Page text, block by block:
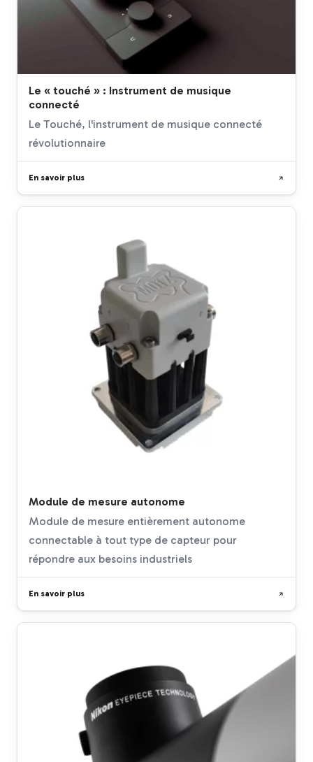
Le « touché » : Instrument de musique
connecté
Le Touché, l'instrument de musique connecté
révolutionnaire
En savoir plus
Module de mesure autonome
Module de mesure entièrement autonome
connectable à tout type de capteur pour
répondre aux besoins industriels
En savoir plus